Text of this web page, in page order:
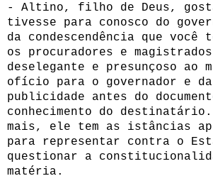
- Altino, filho de Deus,
tivesse para conosco do
da condescendência que você
os procuradores e
deselegante e presunçoso ao
ofício para o governador e
publicidade antes do
conhecimento do destinatário.
mais, ele tem as istâncias
para representar contra o
questionar a
matéria.